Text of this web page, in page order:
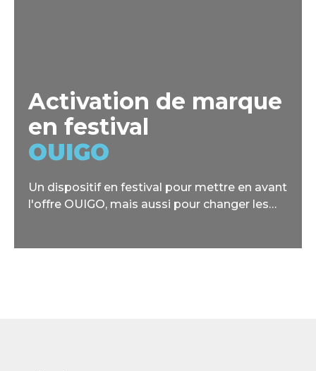
Activation de marque
en festival
OUIGO
Un dispositif en festival pour mettre en avant
l'offre OUIGO, mais aussi pour changer les